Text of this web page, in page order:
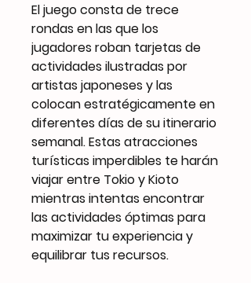
El juego consta de trece
rondas en las que los
jugadores roban tarjetas de
actividades ilustradas por
artistas japoneses y las
colocan estratégicamente en
diferentes días de su itinerario
semanal. Estas atracciones
turísticas imperdibles te harán
viajar entre Tokio y Kioto
mientras intentas encontrar
las actividades óptimas para
maximizar tu experiencia y
equilibrar tus recursos.